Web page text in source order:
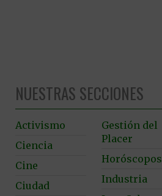
NUESTRAS SECCIONES
Activismo
Ciencia
Cine
Ciudad
Gestión del
Placer
Horóscopos
Industria